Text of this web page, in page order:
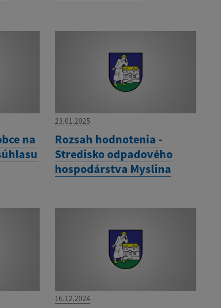
na
23.01.2025
Rozsah hodnotenia -
Stredisko odpadového
hospodárstva Myslina
16.12.2024